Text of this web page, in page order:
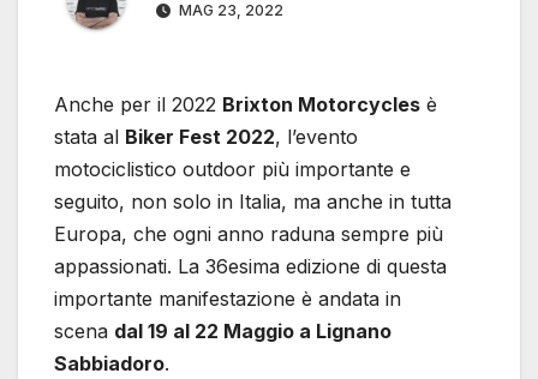
MAG 23, 2022
Anche per il 2022 Brixton Motorcycles è
stata al Biker Fest 2022, l’evento
motociclistico outdoor più importante e
seguito, non solo in Italia, ma anche in tutta
Europa, che ogni anno raduna sempre più
appassionati. La 36esima edizione di questa
importante manifestazione è andata in
scena dal 19 al 22 Maggio a Lignano
Sabbiadoro.